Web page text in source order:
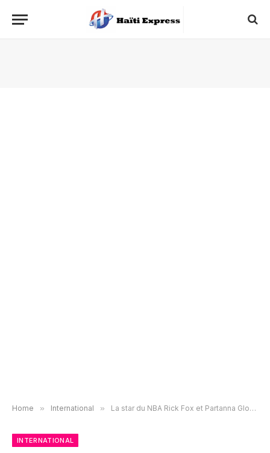
Home » International » La star du NBA Rick Fox et Partanna Global révolutionnent la construction aux Bahamas avec la première maison à carbone négatif
INTERNATIONAL